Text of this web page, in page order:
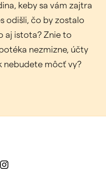
keby sa vám zajtra
odišli, čo by zostalo
aj istota? Znie to
nezmizne, účty
nebudete môcť vy?